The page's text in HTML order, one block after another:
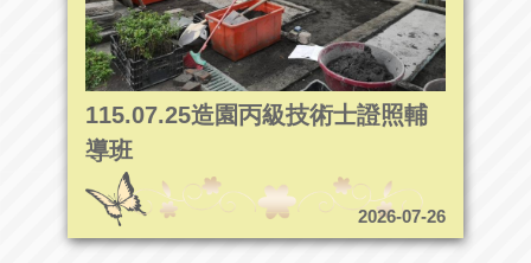
115.07.25造園丙級技術士證照輔
導班
2026-07-26